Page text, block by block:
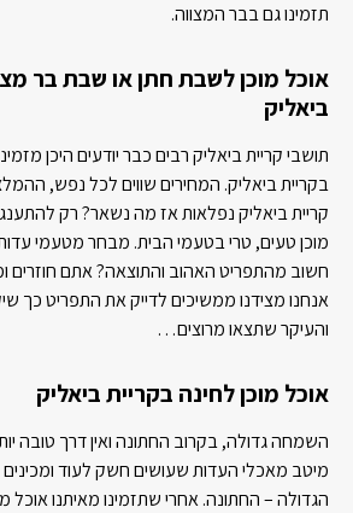
תזמינו גם בבר המצווה.
אוכל מוכן לשבת חתן או שבת בר
ביאליק
תושבי קריית ביאליק רבים כבר יודעים היכן
בקריית ביאליק. המחירים שווים לכל נפש,
קריית ביאליק נפלאות אז מה נשאר? רק
מוכן טעים, טרי בטעמי הבית. מבחר מטעמי
חשוב מהתפריט האהוב והתוצאה? אתם חוזרים
אנחנו מצידנו ממשיכים לדייק את התפריט כך
והעיקר שתצאו מרוצים…
אוכל מוכן לחינה בקריית ביאליק
השמחה גדולה, בקרוב החתונה ואין דרך טובה
מיטב מאכלי העדות שעושים חשק לעוד
הגדולה – החתונה. אחרי שתזמינו מאיתנו אוכל